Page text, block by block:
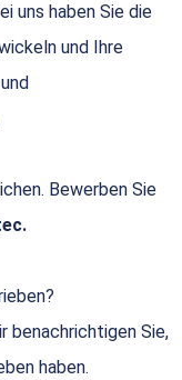
uns haben Sie die
und Ihre
Bewerben Sie
benachrichtigen Sie,
haben.